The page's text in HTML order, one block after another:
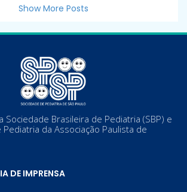
Show More Posts
Sociedade Brasileira de Pediatria (SBP) e
da Associação Paulista de
DE IMPRENSA